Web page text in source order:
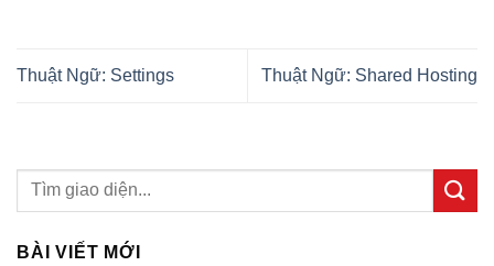
Thuật Ngữ: Settings Thuật Ngữ: Shared Hosting
BÀI VIẾT MỚI